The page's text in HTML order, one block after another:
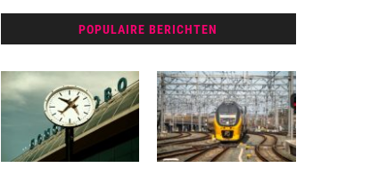
POPULAIRE BERICHTEN